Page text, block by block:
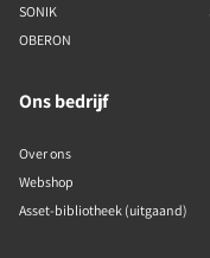
SONIK
OBERON
Ons bedrijf
Over ons
Webshop
Asset-bibliotheek (uitgaand)